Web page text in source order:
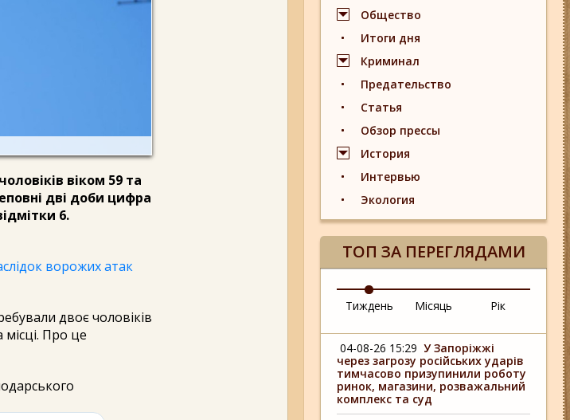
віком 59 та
дві доби цифра
6.
ворожих атак
двоє чоловіків
місці. Про це
Общество
Итоги дня
Криминал
Предательство
Статья
Обзор прессы
История
Интервью
Экология
ТОП ЗА ПЕРЕГЛЯДАМИ
Тиждень Місяць Рік
04-08-26 15:29 У Запоріжжі
через загрозу російських ударів
тимчасово призупинили роботу
ринок, магазини, розважальний
комплекс та суд